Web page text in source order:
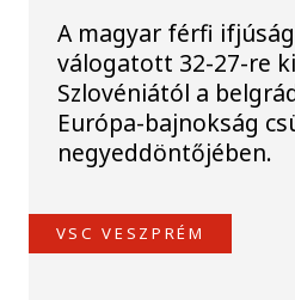
A magyar férfi
válogatott 32-27-re
Szlovéniától a
Európa-bajnokság
negyeddöntőjében.
VSC VESZPRÉM